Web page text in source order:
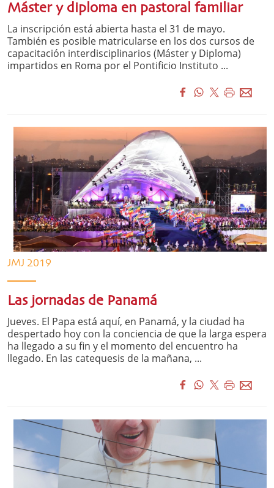
Máster y diploma en pastoral familiar
La inscripción está abierta hasta el 31 de mayo.
También es posible matricularse en los dos cursos de
capacitación interdisciplinarios (Máster y Diploma)
impartidos en Roma por el Pontificio Instituto ...
JMJ 2019
Las jornadas de Panamá
Jueves. El Papa está aquí, en Panamá, y la ciudad ha
despertado hoy con la conciencia de que la larga espera
ha llegado a su fin y el momento del encuentro ha
llegado. En las catequesis de la mañana, ...